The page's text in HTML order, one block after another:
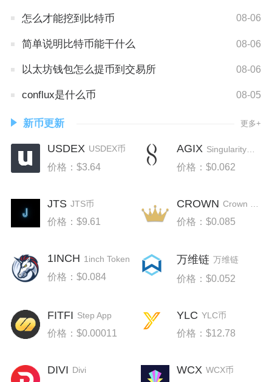
怎么才能挖到比特币 08-06
简单说明比特币能干什么 08-06
以太坊钱包怎么提币到交易所 08-06
conflux是什么币 08-05
新币更新 更多+
USDEX USDEX币
价格：$3.64
AGIX
价格：$0.062
JTS JTS币
价格：$9.61
CROWN
价格：$0.085
1INCH 1inch Token
价格：$0.084
万维链 万维链
价格：$0.052
FITFI Step App
价格：$0.00011
YLC YLC币
价格：$12.78
DIVI Divi WCX WCX币